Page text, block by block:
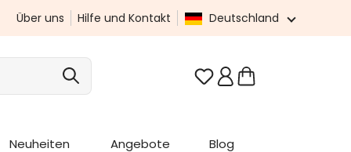
Über uns Hilfe und Kontakt Deutschland
Du hast 0 Produkte
Neuheiten Angebote Blog